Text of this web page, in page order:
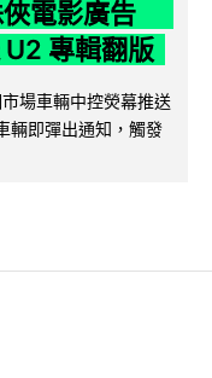
俠電影廣告
專輯翻版
場車輛中控熒幕推送
輛即彈出通知，觸發